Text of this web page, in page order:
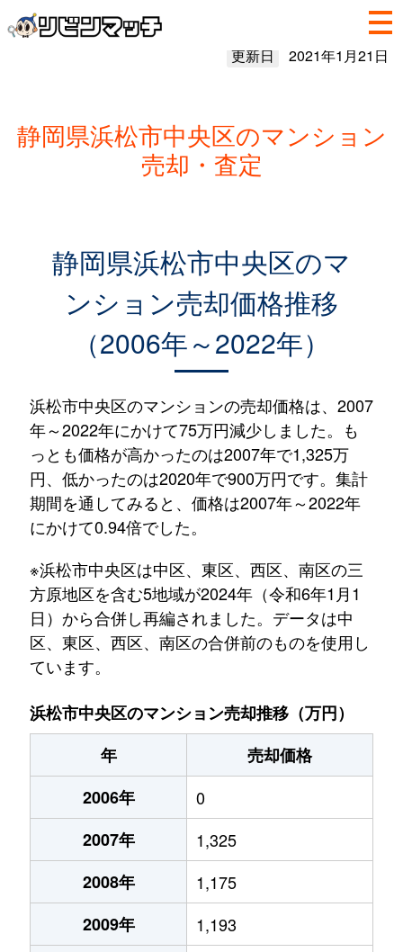
更新日 2021年1月21日
静岡県浜松市中央区のマンション
売却・査定
静岡県浜松市中央区のマ
ンション売却価格推移
（2006年～2022年）
浜松市中央区のマンションの売却価格は、2007
年～2022年にかけて75万円減少しました。も
っとも価格が高かったのは2007年で1,325万
円、低かったのは2020年で900万円です。集計
期間を通してみると、価格は2007年～2022年
にかけて0.94倍でした。
※浜松市中央区は中区、東区、西区、南区の三
方原地区を含む5地域が2024年（令和6年1月1
日）から合併し再編されました。データは中
区、東区、西区、南区の合併前のものを使用し
ています。
浜松市中央区のマンション売却推移（万円）
年
売却価格
2006年
0
2007年
1,325
2008年
1,175
2009年
1,193